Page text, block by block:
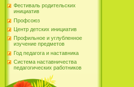
Фестиваль родительских
инициатив
Профсоюз
Центр детских инициатив
Профильное и углубленное
изучение предметов
Год педагога и наставника
Система наставничества
педагогических работников